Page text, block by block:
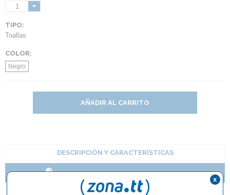
1
TIPO:
Toallas
COLOR:
Negro
AÑADIR AL CARRITO
DESCRIPCIÓN Y CARACTERÍSTICAS
NOVEDADES TEXTIL BUTTERFLY 2016
x